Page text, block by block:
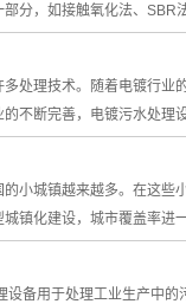
分，如接触氧化法、SBR
理技术。随着电镀行业
不断完善，电镀污水处理
城镇越来越多。在这些
镇化建设，城市覆盖率进
备用于处理工业生产中